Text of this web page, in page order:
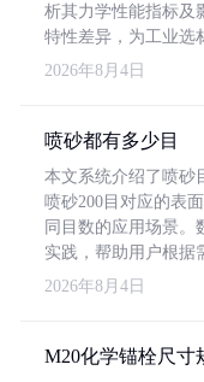
析其力学性能指标及
特性差异，为工业选
2026年8月4日
喷砂都有多少目
本文系统介绍了喷砂
喷砂200目对应的表
同目数的应用场景。
实践，帮助用户根据
2026年8月4日
M20化学锚栓尺寸